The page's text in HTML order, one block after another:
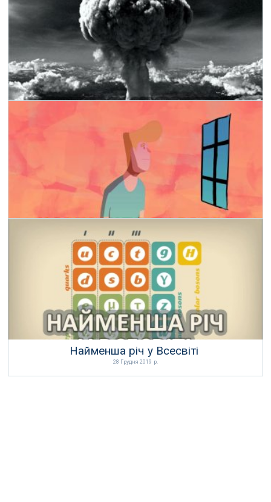
Безжальні бомби
01 Жовтня 2020 р.
Чому скло прозоре
16 Липня 2020 р.
Найменша річ у Всесвіті
28 Грудня 2019 р.